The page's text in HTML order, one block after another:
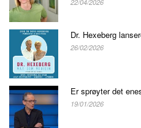
22/04/2026
Dr. Hexeberg
26/02/2026
Er sprøyter det
19/01/2026